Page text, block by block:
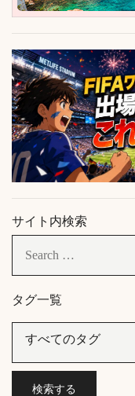
サイト内検索
タグ一覧